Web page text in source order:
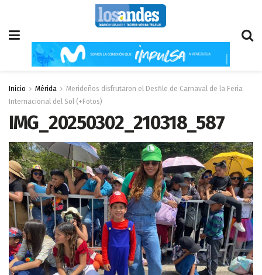
Inicio Mérida
Merideños disfrutaron el Desfile de Carnaval de la Feria
Internacional del Sol (+Fotos)
IMG_20250302_210318_587